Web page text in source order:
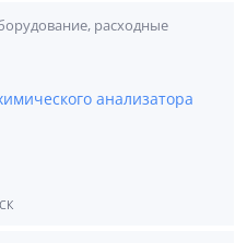
расходные
анализатора